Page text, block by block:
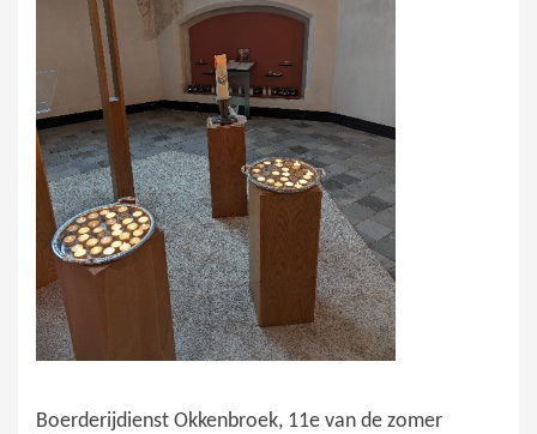
Boerderijdienst Okkenbroek, 11e van de zomer